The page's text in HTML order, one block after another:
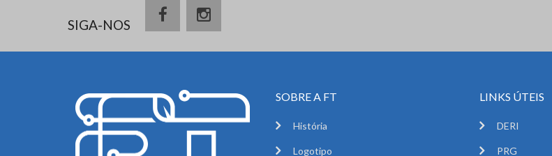
SIGA-NOS
SOBRE A FT
História
Logotipo
LINKS ÚTEIS
DERI
PRG